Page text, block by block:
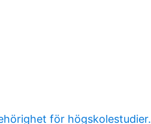
för högskolestudier.